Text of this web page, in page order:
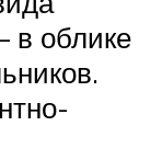
в облике